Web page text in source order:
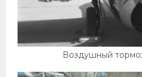
Воздушный